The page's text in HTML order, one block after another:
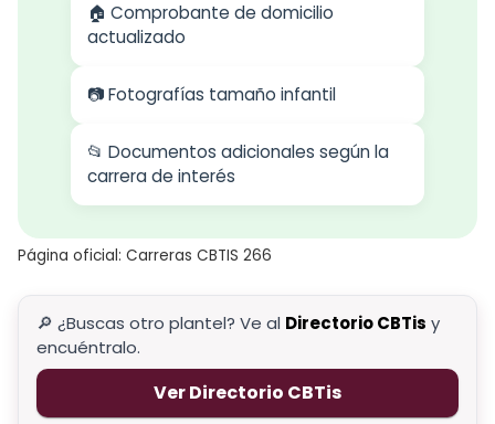
🏠 Comprobante de domicilio
actualizado
📷 Fotografías tamaño infantil
📂 Documentos adicionales según la
carrera de interés
Página oficial: Carreras CBTIS 266
🔎 ¿Buscas otro plantel? Ve al Directorio CBTis y
encuéntralo.
Ver Directorio CBTis